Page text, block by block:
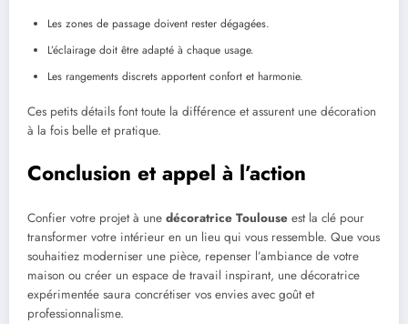
Les zones de passage doivent rester dégagées.
L’éclairage doit être adapté à chaque usage.
Les rangements discrets apportent confort et harmonie.
Ces petits détails font toute la différence et assurent une décoration
à la fois belle et pratique.
Conclusion et appel à l’action
Confier votre projet à une décoratrice Toulouse est la clé pour
transformer votre intérieur en un lieu qui vous ressemble. Que vous
souhaitiez moderniser une pièce, repenser l’ambiance de votre
maison ou créer un espace de travail inspirant, une décoratrice
expérimentée saura concrétiser vos envies avec goût et
professionnalisme.